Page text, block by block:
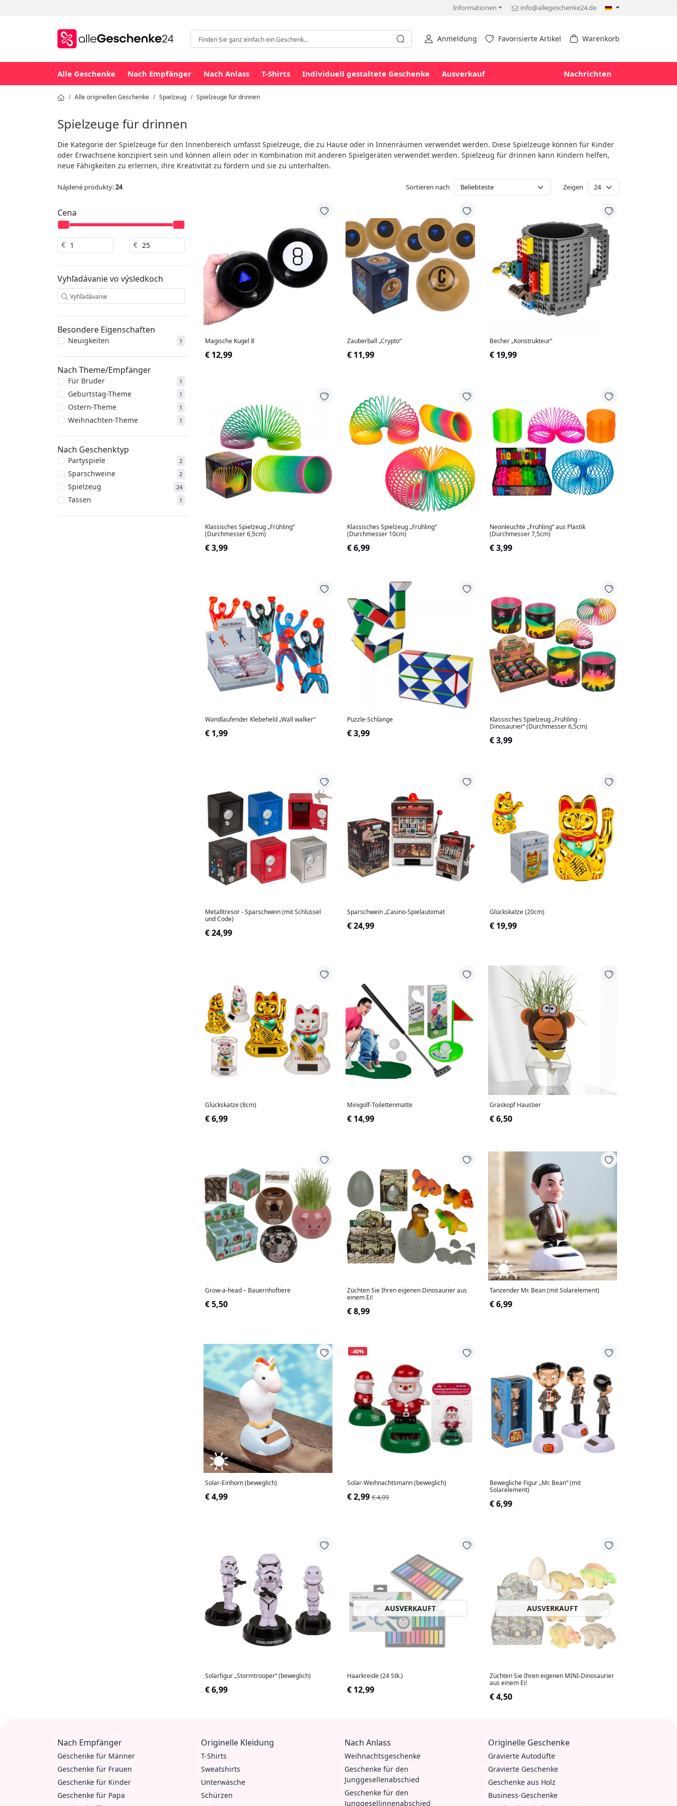
Informationen info@allegeschenke24.de
Anmeldung Favorisierte Artikel Warenkorb
Alle Geschenke Nach Empfänger Nach Anlass T-Shirts Individuell gestaltete Geschenke Ausverkauf Nachrichten
Alle originellen Geschenke Spielzeug Spielzeuge für drinnen
Spielzeuge für drinnen
Die Kategorie der Spielzeuge für den Innenbereich umfasst Spielzeuge, die zu Hause oder in Innenräumen verwendet werden. Diese Spielzeuge können für Kinder
oder Erwachsene konzipiert sein und können allein oder in Kombination mit anderen Spielgeräten verwendet werden. Spielzeug für drinnen kann Kindern helfen,
neue Fähigkeiten zu erlernen, ihre Kreativität zu fördern und sie zu unterhalten.
Nájdené produkty:24 Sortieren nach Zeigen
Cena
€ €
Vyhľadávanie vo výsledkoch
Besondere Eigenschaften
Neuigkeiten 1
Nach Theme/Empfänger
Für Bruder 1
Geburtstag-Theme 1
Ostern-Theme 1
Weihnachten-Theme 1
Nach Geschenktyp
Partyspiele 2
Sparschweine 2
Spielzeug 24
Tassen 1
Magische Kugel 8
€ 12,99
Zauberball „Crypto“
€ 11,99
Becher „Konstrukteur“
€ 19,99
Klassisches Spielzeug „Frühling“
(Durchmesser 6,5cm)
€ 3,99
Klassisches Spielzeug „Frühling“
(Durchmesser 10cm)
€ 6,99
Neonleuchte „Frühling“ aus Plastik
(Durchmesser 7,5cm)
€ 3,99
Wandlaufender Klebeheld „Wall walker“
€ 1,99
Puzzle-Schlange
€ 3,99
Klassisches Spielzeug „Frühling -
Dinosaurier“ (Durchmesser 6,5cm)
€ 3,99
Metalltresor - Sparschwein (mit Schlüssel
und Code)
€ 24,99
Sparschwein „Casino-Spielautomat
€ 24,99
Glückskatze (20cm)
€ 19,99
Glückskatze (8cm)
€ 6,99
Minigolf-Toilettenmatte
€ 14,99
Graskopf Haustier
€ 6,50
Grow-a-head – Bauernhoftiere
€ 5,50
Züchten Sie Ihren eigenen Dinosaurier aus
einem Ei!
€ 8,99
Tanzender Mr. Bean (mit Solarelement)
€ 6,99
Solar-Einhorn (beweglich)
€ 4,99
-40%
Solar-Weihnachtsmann (beweglich)
€ 2,99 € 4,99
Bewegliche Figur „Mr. Bean“ (mit
Solarelement)
€ 6,99
Solarfigur „Stormtrooper“ (beweglich)
€ 6,99
AUSVERKAUFT
Haarkreide (24 Stk.)
€ 12,99
AUSVERKAUFT
Züchten Sie Ihren eigenen MINI-Dinosaurier
aus einem Ei!
€ 4,50
Nach Empfänger
Geschenke für Männer
Geschenke für Frauen
Geschenke für Kinder
Geschenke für Papa
Originelle Kleidung
T-Shirts
Sweatshirts
Unterwäsche
Schürzen
Nach Anlass
Weihnachtsgeschenke
Geschenke für den
Junggesellenabschied
Geschenke für den
Junggesellinnenabschied
Originelle Geschenke
Gravierte Autodüfte
Gravierte Geschenke
Geschenke aus Holz
Business-Geschenke